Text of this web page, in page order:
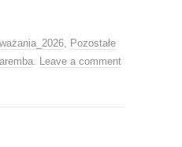
, Pozostałe
. Leave a comment